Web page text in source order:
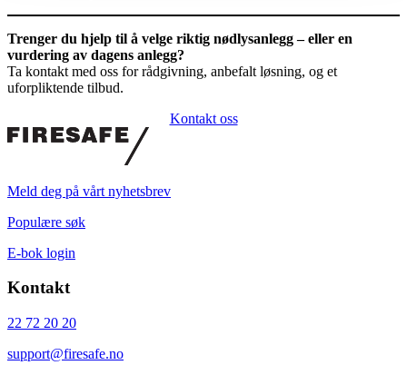
Trenger du hjelp til å velge riktig nødlysanlegg – eller en
vurdering av dagens anlegg?
Ta kontakt med oss for rådgivning, anbefalt løsning, og et
uforpliktende tilbud.
Kontakt oss
Meld deg på vårt nyhetsbrev
Populære søk
E-bok login
Kontakt
22 72 20 20
support@firesafe.no